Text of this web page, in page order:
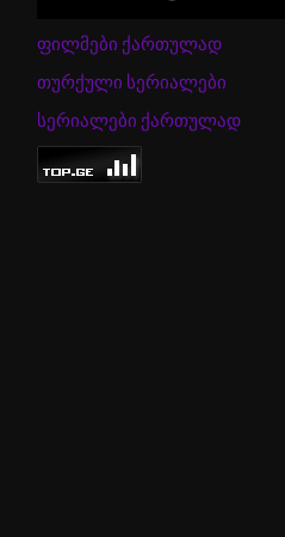
ფილმები ქართულად
თურქული სერიალები
სერიალები ქართულად